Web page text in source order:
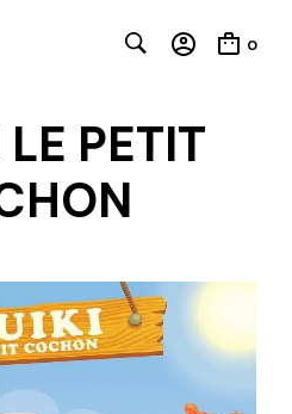
0
PETIT